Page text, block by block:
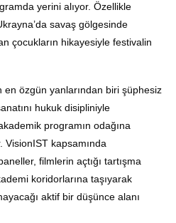
yerini alıyor. Özellikle
savaş gölgesinde
çocukların hikayesiyle festivalin
en özgün yanlarından biri şüphesiz
hukuk disipliniyle
programın odağına
VisionIST kapsamında
filmlerin açtığı tartışma
koridorlarına taşıyarak
aktif bir düşünce alanı